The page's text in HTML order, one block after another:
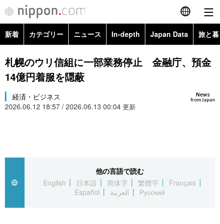
English
简体字
Русский
カテゴリー
国際
社会
アーカイブ
Japan Data
旅と暮らし
新着 カテゴリー ニュース In-depth Japan Data 旅と
政治・外交
経済・ビジネス
国際・海外
文化
科学・技術
暮らし
Topics
札幌のウリ信組に一部業務停止 金融庁、預金
14億円着服を隠蔽
News
from Japan
経済・ビジネス
2026.06.12 18:57 / 2026.06.13 00:04 更新
他の言語で読む
English
日本語 简体字 繁體字
Français
Español
العربية Русский